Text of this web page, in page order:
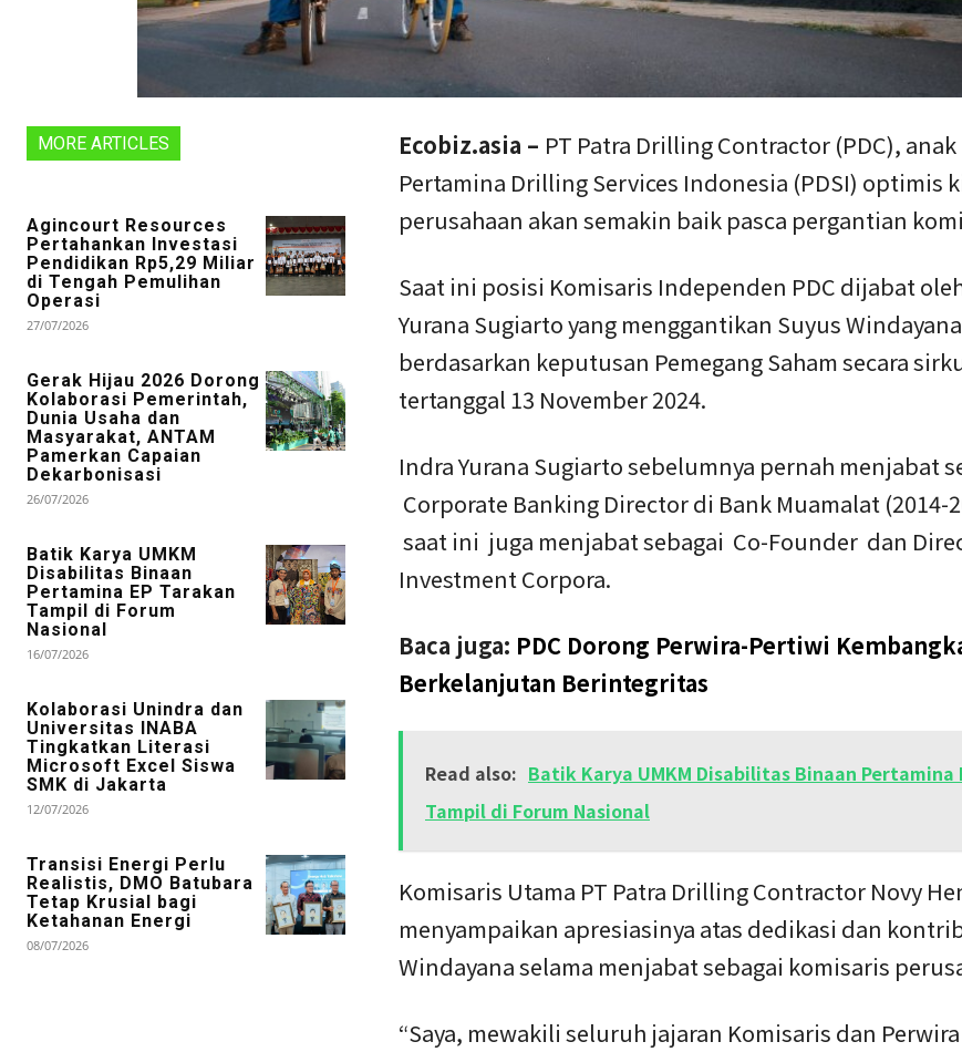
MORE ARTICLES
Agincourt Resources
Pertahankan Investasi
Pendidikan Rp5,29 Miliar
di Tengah Pemulihan
Operasi
27/07/2026
Gerak Hijau 2026 Dorong
Kolaborasi Pemerintah,
Dunia Usaha dan
Masyarakat, ANTAM
Pamerkan Capaian
Dekarbonisasi
26/07/2026
Batik Karya UMKM
Disabilitas Binaan
Pertamina EP Tarakan
Tampil di Forum
Nasional
16/07/2026
Kolaborasi Unindra dan
Universitas INABA
Tingkatkan Literasi
Microsoft Excel Siswa
SMK di Jakarta
12/07/2026
Transisi Energi Perlu
Realistis, DMO Batubara
Tetap Krusial bagi
Ketahanan Energi
08/07/2026
Ecobiz.asia – PT Patra Drilling Contractor (PDC), anak
Pertamina Drilling Services Indonesia (PDSI) optimis
perusahaan akan semakin baik pasca pergantian
Saat ini posisi Komisaris Independen PDC dijabat
Yurana Sugiarto yang menggantikan Suyus Windayana
berdasarkan keputusan Pemegang Saham secara
tertanggal 13 November 2024.
Indra Yurana Sugiarto sebelumnya pernah menjabat
Corporate Banking Director di Bank Muamalat (2014-
saat ini juga menjabat sebagai Co-Founder dan
Investment Corpora.
Baca juga: PDC Dorong Perwira-Pertiwi
Berkelanjutan Berintegritas
Read also: Batik Karya UMKM Disabilitas Binaan Pertamina
Tampil di Forum Nasional
Komisaris Utama PT Patra Drilling Contractor Novy
menyampaikan apresiasinya atas dedikasi dan
Windayana selama menjabat sebagai komisaris
“Saya, mewakili seluruh jajaran Komisaris dan